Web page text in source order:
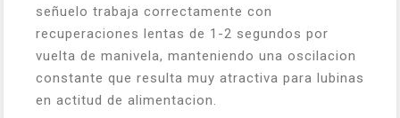
señuelo trabaja correctamente con
recuperaciones lentas de 1-2 segundos por
vuelta de manivela, manteniendo una oscilacion
constante que resulta muy atractiva para lubinas
en actitud de alimentacion.